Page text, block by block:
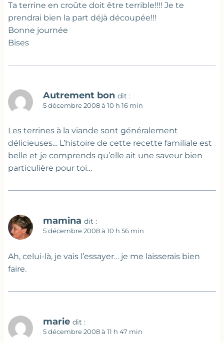
Ta terrine en croûte doit être terrible!!!! Je te
prendrai bien la part déjà découpée!!!
Bonne journée
Bises
Autrement bon dit :
5 décembre 2008 à 10 h 16 min
Les terrines à la viande sont généralement
délicieuses… L’histoire de cette recette familiale est
belle et je comprends qu’elle ait une saveur bien
particulière pour toi…
mamina dit :
5 décembre 2008 à 10 h 56 min
Ah, celui-là, je vais l’essayer… je me laisserais bien
faire.
marie dit :
5 décembre 2008 à 11 h 47 min